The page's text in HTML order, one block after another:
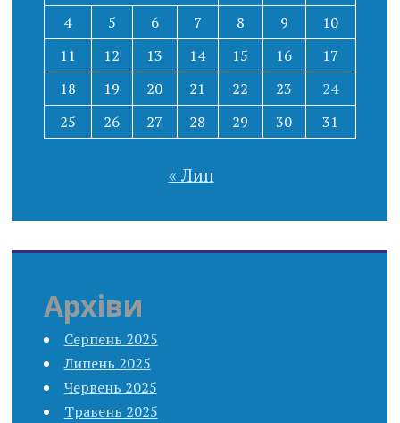
4
5 6 7 8 9
10
11
12 13 14 15 16
17
18
19 20 21 22 23
24
25
26 27 28 29 30 31
« Лип
Архіви
Серпень 2025
Липень 2025
Червень 2025
Травень 2025